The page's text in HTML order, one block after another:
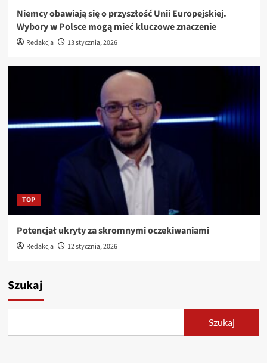
Niemcy obawiają się o przyszłość Unii Europejskiej.
Wybory w Polsce mogą mieć kluczowe znaczenie
Redakcja 13 stycznia, 2026
TOP
Potencjał ukryty za skromnymi oczekiwaniami
Redakcja 12 stycznia, 2026
Szukaj
Szukaj